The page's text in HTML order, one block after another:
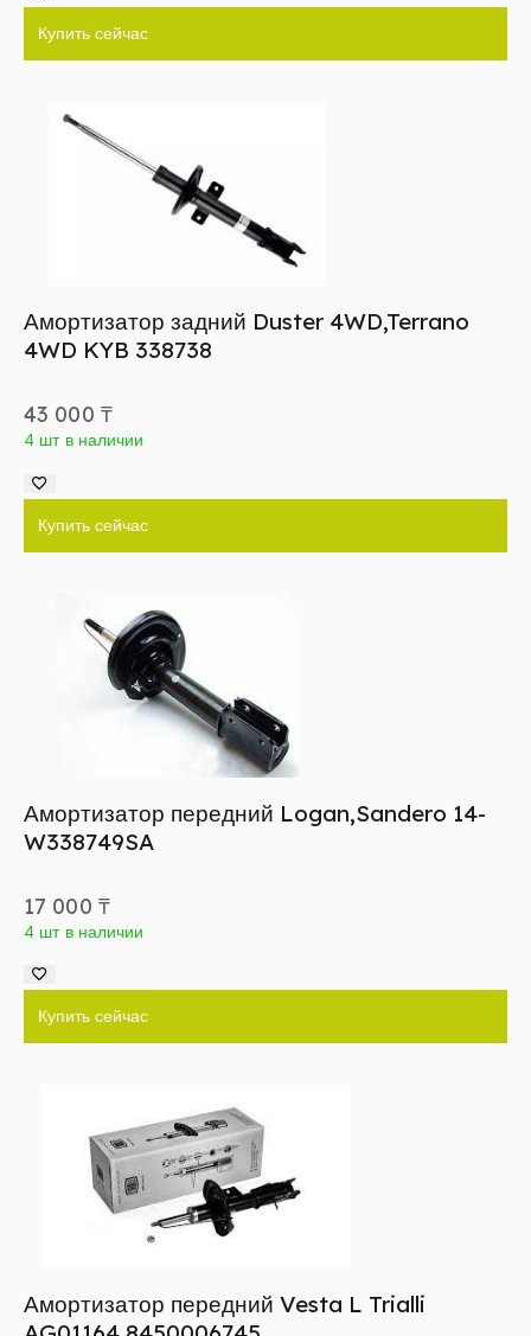
Купить сейчас
Амортизатор задний Duster 4WD,Terrano
4WD KYB 338738
43 000 ₸
4 шт в наличии
Купить сейчас
Амортизатор передний Logan,Sandero 14-
W338749SA
17 000 ₸
4 шт в наличии
Купить сейчас
Амортизатор передний Vesta L Trialli